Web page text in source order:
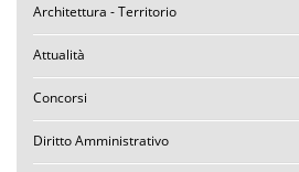
Architettura - Territorio
Attualità
Concorsi
Diritto Amministrativo